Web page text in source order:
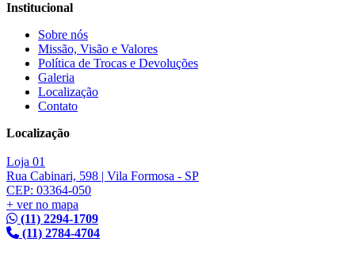
Institucional
Sobre nós
Missão, Visão e Valores
Política de Trocas e Devoluções
Galeria
Localização
Contato
Localização
Loja 01
Rua Cabinari, 598 | Vila Formosa - SP
CEP: 03364-050
+ ver no mapa
(11) 2294-1709
(11) 2784-4704